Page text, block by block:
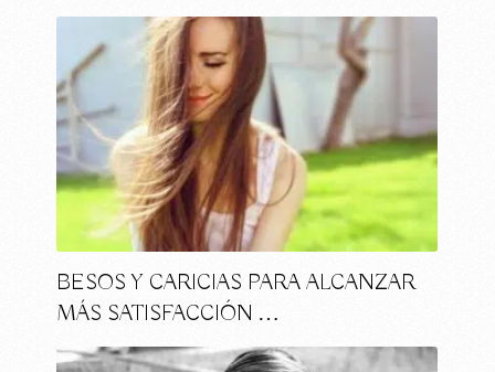
BESOS Y CARICIAS PARA ALCANZAR
MÁS SATISFACCIÓN …